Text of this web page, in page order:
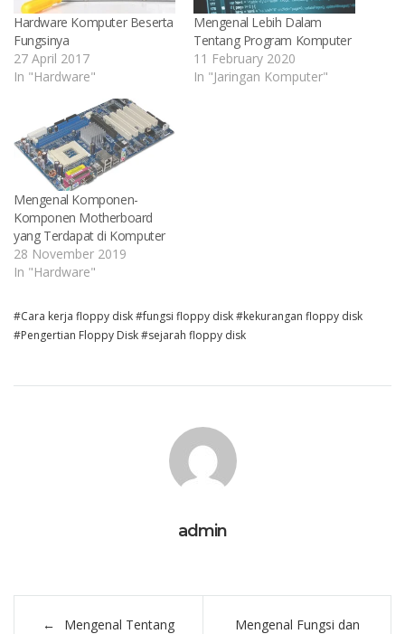
Hardware Komputer Beserta
Fungsinya
27 April 2017
In "Hardware"
Mengenal Lebih Dalam
Tentang Program Komputer
11 February 2020
In "Jaringan Komputer"
Mengenal Komponen-
Komponen Motherboard
yang Terdapat di Komputer
28 November 2019
In "Hardware"
Cara kerja floppy disk fungsi floppy disk
kekurangan floppy disk
Pengertian Floppy Disk
sejarah floppy disk
admin
Mengenal Tentang Mengenal Fungsi dan